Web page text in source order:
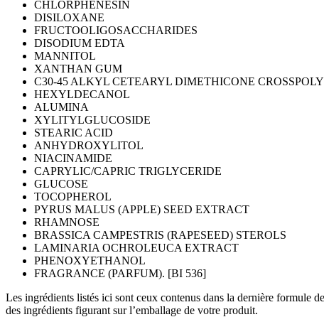
CHLORPHENESIN
DISILOXANE
FRUCTOOLIGOSACCHARIDES
DISODIUM EDTA
MANNITOL
XANTHAN GUM
C30-45 ALKYL CETEARYL DIMETHICONE
HEXYLDECANOL
ALUMINA
XYLITYLGLUCOSIDE
STEARIC ACID
ANHYDROXYLITOL
NIACINAMIDE
CAPRYLIC/CAPRIC TRIGLYCERIDE
GLUCOSE
TOCOPHEROL
PYRUS MALUS (APPLE) SEED EXTRACT
RHAMNOSE
BRASSICA CAMPESTRIS (RAPESEED) STEROLS
LAMINARIA OCHROLEUCA EXTRACT
PHENOXYETHANOL
FRAGRANCE (PARFUM). [BI 536]
Les ingrédients listés ici sont ceux contenus dans la dernière formule
des ingrédients figurant sur l’emballage de votre produit.